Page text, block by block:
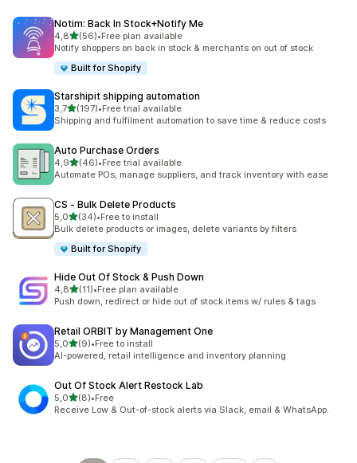
Notim: Back In Stock+Notify Me
4,8z 5 hvězd
(56)
Celkový počet recenzí: 56
•Free plan available
Notify shoppers on back in stock & merchants on out of stock
Built for Shopify
Starshipit shipping automation
3,7z 5 hvězd
(197)
Celkový počet recenzí: 197
•Free trial available
Shipping and fulfilment automation to save time & reduce costs
Auto Purchase Orders
4,9z 5 hvězd
(46)
Celkový počet recenzí: 46
•Free trial available
Automate POs, manage suppliers, and track inventory with ease
CS ‑ Bulk Delete Products
5,0z 5 hvězd
(34)
Celkový počet recenzí: 34
•Free to install
Bulk delete products or images, delete variants by filters
Built for Shopify
Hide Out Of Stock & Push Down
4,8z 5 hvězd
(11)
Celkový počet recenzí: 11
•Free plan available
Push down, redirect or hide out of stock items w/ rules & tags
Retail ORBIT by Management One
5,0z 5 hvězd
(9)
Celkový počet recenzí: 9
•Free to install
AI-powered, retail intelligence and inventory planning
Out Of Stock Alert Restock Lab
5,0z 5 hvězd
(8)
Celkový počet recenzí: 8
•Free
Receive Low & Out-of-stock alerts via Slack, email & WhatsApp.